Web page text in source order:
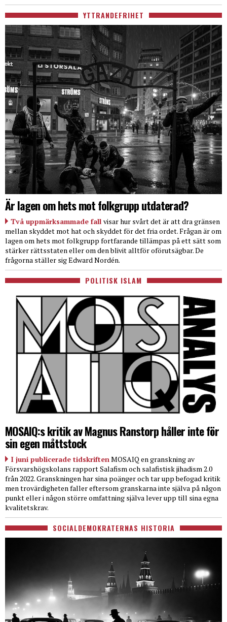
YTTRANDEFRIHET
Är lagen om hets mot folkgrupp utdaterad?
Två uppmärksammade fall visar hur svårt det är att dra gränsen
mellan skyddet mot hat och skyddet för det fria ordet. Frågan är om
lagen om hets mot folkgrupp fortfarande tillämpas på ett sätt som
stärker rättsstaten eller om den blivit alltför oförutsägbar. De
frågorna ställer sig Edward Nordén.
POLITISK ISLAM
MOSAIQ:s kritik av Magnus Ranstorp håller inte för
sin egen måttstock
I juni publicerade tidskriftenMOSAIQ en granskning av
Försvarshögskolans rapport Salafism och salafistisk jihadism 2.0
från 2022. Granskningen har sina poänger och tar upp befogad kritik
men trovärdigheten faller eftersom granskarna inte själva på någon
punkt eller i någon större omfattning själva lever upp till sina egna
kvalitetskrav.
SOCIALDEMOKRATERNAS HISTORIA